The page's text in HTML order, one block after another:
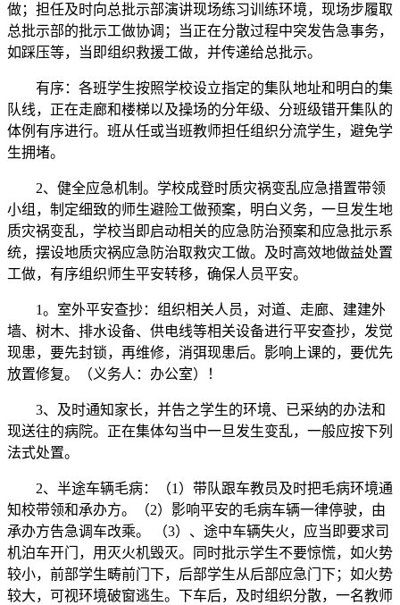
做；担任及时向总批示部演讲现场练习训练环境，现场步履取
总批示部的批示工做协调；当正在分散过程中突发告急事务，
如踩压等，当即组织救援工做，并传递给总批示。
有序：各班学生按照学校设立指定的集队地址和明白的集
队线，正在走廊和楼梯以及操场的分年级、分班级错开集队的
体例有序进行。班从任或当班教师担任组织分流学生，避免学
生拥堵。
2、健全应急机制。学校成登时质灾祸变乱应急措置带领
小组，制定细致的师生避险工做预案，明白义务，一旦发生地
质灾祸变乱，学校当即启动相关的应急防治预案和应急批示系
统，摆设地质灾祸应急防治取救灾工做。及时高效地做益处置
工做，有序组织师生平安转移，确保人员平安。
1。室外平安查抄：组织相关人员，对道、走廊、建建外
墙、树木、排水设备、供电线等相关设备进行平安查抄，发觉
现患，要先封锁，再维修，消弭现患后。影响上课的，要优先
放置修复。（义务人：办公室）！
3、及时通知家长，并告之学生的环境、已采纳的办法和
现送往的病院。正在集体勾当中一旦发生变乱，一般应按下列
法式处置。
2、半途车辆毛病：（1）带队跟车教员及时把毛病环境通
知校带领和承办方。（2）影响平安的毛病车辆一律停驶，由
承办方告急调车改乘。 （3）、途中车辆失火，应当即要求司
机泊车开门，用灭火机毁灭。同时批示学生不要惊慌，如火势
较小，前部学生畴前门下，后部学生从后部应急门下；如火势
较大，可视环境破窗逃生。下车后，及时组织分散，一名教师